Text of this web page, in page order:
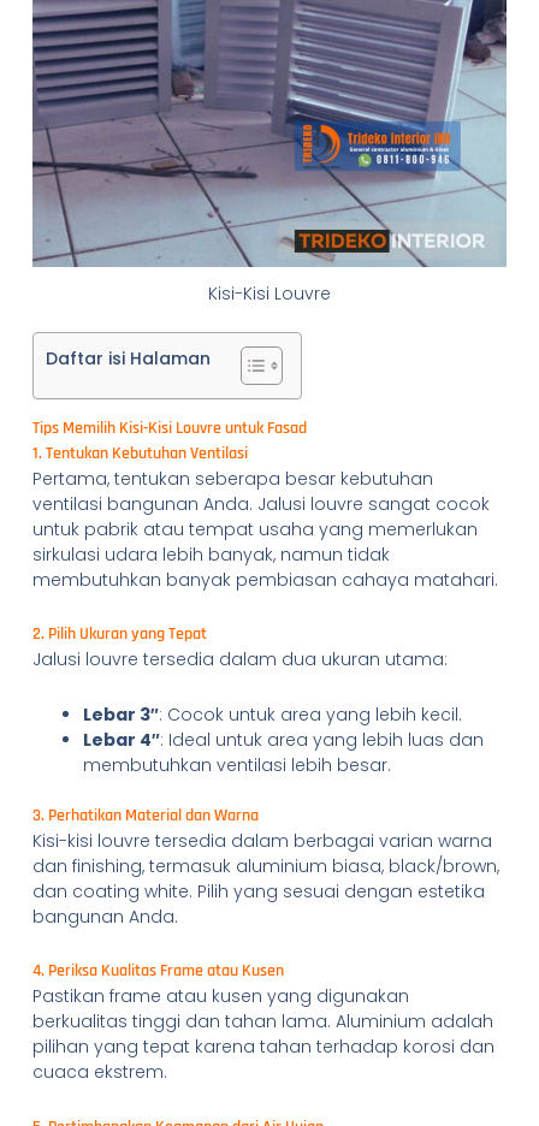
Kisi-Kisi Louvre
Daftar isi Halaman
Tips Memilih Kisi-Kisi Louvre untuk Fasad
1. Tentukan Kebutuhan Ventilasi
Pertama, tentukan seberapa besar kebutuhan
ventilasi bangunan Anda. Jalusi louvre sangat cocok
untuk pabrik atau tempat usaha yang memerlukan
sirkulasi udara lebih banyak, namun tidak
membutuhkan banyak pembiasan cahaya matahari.
2. Pilih Ukuran yang Tepat
Jalusi louvre tersedia dalam dua ukuran utama:
Lebar 3″: Cocok untuk area yang lebih kecil.
Lebar 4″: Ideal untuk area yang lebih luas dan
membutuhkan ventilasi lebih besar.
3. Perhatikan Material dan Warna
Kisi-kisi louvre tersedia dalam berbagai varian warna
dan finishing, termasuk aluminium biasa, black/brown,
dan coating white. Pilih yang sesuai dengan estetika
bangunan Anda.
4. Periksa Kualitas Frame atau Kusen
Pastikan frame atau kusen yang digunakan
berkualitas tinggi dan tahan lama. Aluminium adalah
pilihan yang tepat karena tahan terhadap korosi dan
cuaca ekstrem.